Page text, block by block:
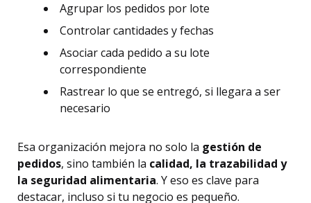
Agrupar los pedidos por lote
Controlar cantidades y fechas
Asociar cada pedido a su lote
correspondiente
Rastrear lo que se entregó, si llegara a ser
necesario
Esa organización mejora no solo la gestión de
pedidos, sino también la calidad, la trazabilidad y
la seguridad alimentaria. Y eso es clave para
destacar, incluso si tu negocio es pequeño.